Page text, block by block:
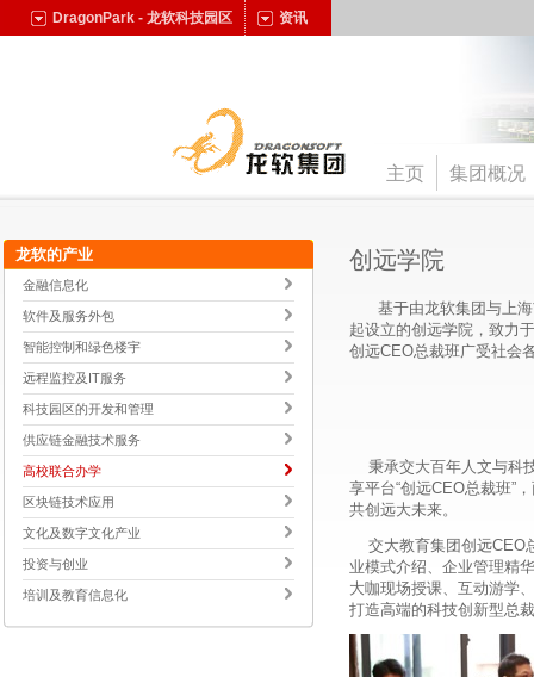
DragonPark - 龙软科技园区 资讯
主页 集团概况
龙软的产业
金融信息化
软件及服务外包
智能控制和绿色楼宇
远程监控及IT服务
科技园区的开发和管理
供应链金融技术服务
高校联合办学
区块链技术应用
文化及数字文化产业
投资与创业
培训及教育信息化
创远学院
基于由龙软集团与上海
起设立的创远学院，致力
创远CEO总裁班广受社会
秉承交大百年人文与科
享平台“创远CEO总裁班”
共创远大未来。
交大教育集团创远CEO
业模式介绍、企业管理精
大咖现场授课、互动游学
打造高端的科技创新型总